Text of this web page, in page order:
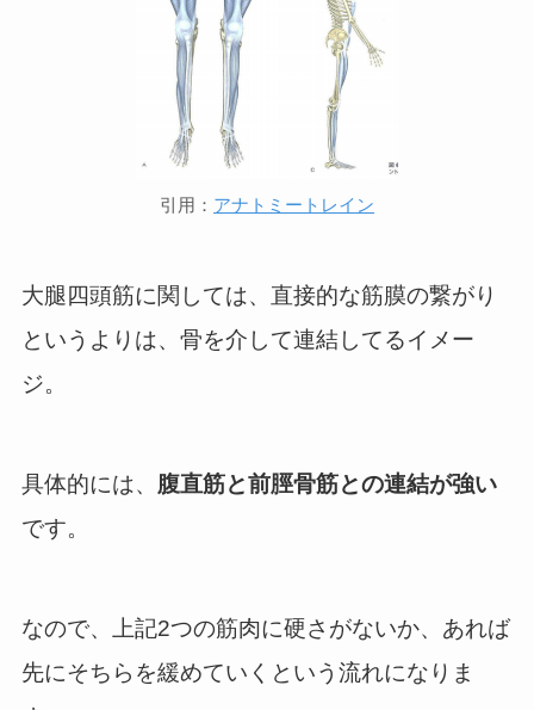
引用： アナトミートレイン
大腿四頭筋に関しては、直接的な筋膜の繋がり
というよりは、骨を介して連結してるイメー
ジ。
具体的には、 腹直筋と前脛骨筋との連結が強い
です。
なので、上記2つの筋肉に硬さがないか、あれば
先にそちらを緩めていくという流れになりま